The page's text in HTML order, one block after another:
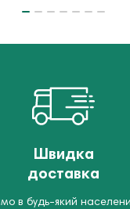
Швидка
доставка
в будь-який